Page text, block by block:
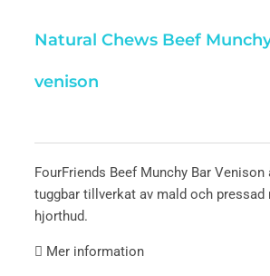
Natural Chews Beef
venison
FourFriends Beef Munchy Bar
tuggbar tillverkat av mald och pressad
hjorthud.
Mer information